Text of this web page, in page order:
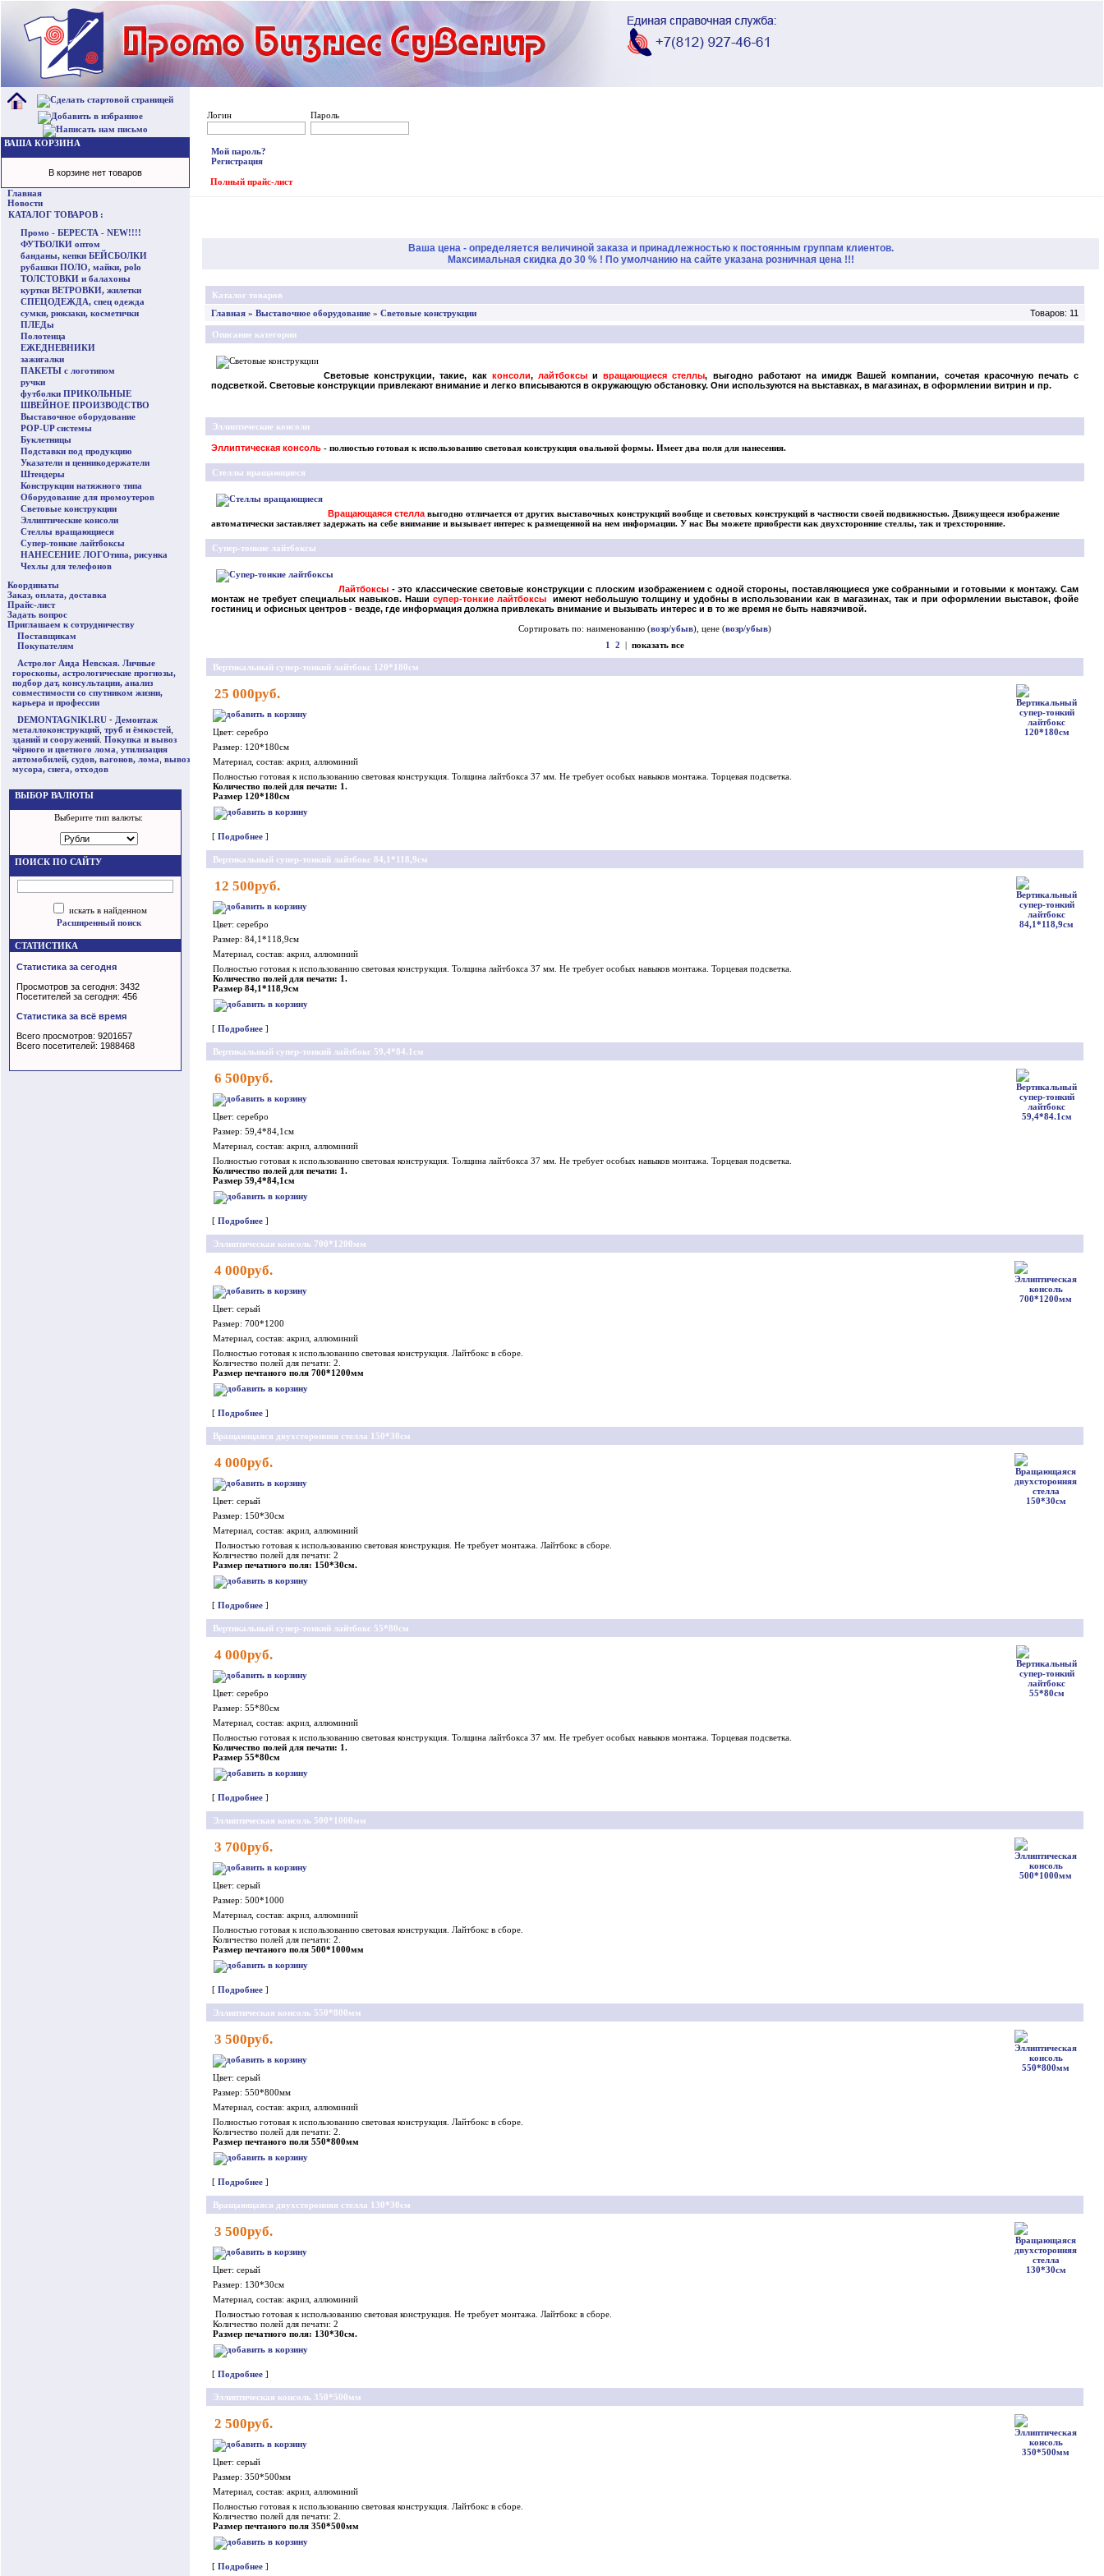
ВАША КОРЗИНА
В корзине нет товаров
Главная
Новости
КАТАЛОГ ТОВАРОВ :
Промо - БЕРЕСТА - NEW!!!!
ФУТБОЛКИ оптом
банданы, кепки БЕЙСБОЛКИ
рубашки ПОЛО, майки, polo
ТОЛСТОВКИ и балахоны
куртки ВЕТРОВКИ, жилетки
СПЕЦОДЕЖДА, спец одежда
сумки, рюкзаки, косметички
ПЛЕДы
Полотенца
ЕЖЕДНЕВНИКИ
зажигалки
ПАКЕТЫ с логотипом
ручки
футболки ПРИКОЛЬНЫЕ
ШВЕЙНОЕ ПРОИЗВОДСТВО
Выставочное оборудование
POP-UP системы
Буклетницы
Подставки под продукцию
Указатели и ценникодержатели
Штендеры
Конструкции натяжного типа
Оборудование для промоутеров
Световые конструкции
Эллиптические консоли
Стеллы вращающиеся
Супер-тонкие лайтбоксы
НАНЕСЕНИЕ ЛОГОтипа, рисунка
Чехлы для телефонов
Координаты
Заказ, оплата, доставка
Прайс-лист
Задать вопрос
Приглашаем к сотрудничеству
Поставщикам
Покупателям
Астролог Аида Невская. Личные
гороскопы, астрологические прогнозы,
подбор дат, консультации, анализ
совместимости со спутником жизни,
карьера и профессии
DEMONTAGNIKI.RU - Демонтаж
металлоконструкций труб и ёмкостей
зданий и сооружений Покупка и вывоз
чёрного и цветного лома утилизация
автомобилей, судов, вагонов, лома вывоз
мусора, снега, отходов
ВЫБОР ВАЛЮТЫ
Выберите тип валюты:
ПОИСК ПО САЙТУ
искать в найденном
Расширенный поиск
СТАТИСТИКА
Статистика за сегодня
Просмотров за сегодня: 3432
Посетителей за сегодня: 456
Статистика за всё время
Всего просмотров: 9201657
Всего посетителей: 1988468
Логин Пароль
Мой пароль?
Регистрация
Полный прайс-лист
Ваша цена - определяется величиной заказа и принадлежностью к постоянным группам клиентов.
Максимальная скидка до 30 % ! По умолчанию на сайте указана розничная цена !!!
Каталог товаров
Товаров: 11
Главная » Выставочное оборудование » Световые конструкции
Описание категории
Световые конструкции, такие, как консоли, лайтбоксыивращающиеся стеллы, выгодно работают на имидж Вашей компании, сочетая красочную печать с
подсветкой. Световые конструкции привлекают внимание и легко вписываются в окружающую обстановку. Они используются на выставках, в магазинах, в оформлении витрин и пр.
Эллиптические консоли
Эллиптическая консоль - полностью готовая к использованию световая конструкция овальной формы. Имеет два поля для нанесения.
Стеллы вращающиеся
Вращающаяся стелла выгодно отличается от других выставочных конструкций вообще и световых конструкций в частности своей подвижностью. Движущееся изображение
автоматически заставляет задержать на себе внимание и вызывает интерес к размещенной на нем информации. У нас Вы можете приобрести как двухсторонние стеллы, так и трехсторонние.
Супер-тонкие лайтбоксы
Лайтбоксы - это классические световые конструкции с плоским изображением с одной стороны, поставляющиеся уже собранными и готовыми к монтажу. Сам
монтаж не требует специальых навыков. Наши супер-тонкие лайтбоксы имеют небольшую толщину и удобны в использовании как в магазинах, так и при оформлении выставок, фойе
гостиниц и офисных центров - везде, где информация должна привлекать внимание и вызывать интерес и в то же время не быть навязчивой.
Сортировать по: наименованию (возр/убыв), цене (возр/убыв)
1
2 | показать все
Вертикальный супер-тонкий лайтбокс 120*180см
25 000руб.
Цвет: серебро
Размер: 120*180см
Материал, состав: акрил, аллюминий
Полностью готовая к использованию световая конструкция. Толщина лайтбокса 37 мм. Не требует особых навыков монтажа. Торцевая подсветка.
Количество полей для печати: 1.
Размер 120*180см
[ Подробнее ]
Вертикальный супер-тонкий лайтбокс 84,1*118,9см
12 500руб.
Цвет: серебро
Размер: 84,1*118,9см
Материал, состав: акрил, аллюминий
Полностью готовая к использованию световая конструкция. Толщина лайтбокса 37 мм. Не требует особых навыков монтажа. Торцевая подсветка.
Количество полей для печати: 1.
Размер 84,1*118,9см
[ Подробнее ]
Вертикальный супер-тонкий лайтбокс 59,4*84.1см
6 500руб.
Цвет: серебро
Размер: 59,4*84,1см
Материал, состав: акрил, аллюминий
Полностью готовая к использованию световая конструкция. Толщина лайтбокса 37 мм. Не требует особых навыков монтажа. Торцевая подсветка.
Количество полей для печати: 1.
Размер 59,4*84,1см
[ Подробнее ]
Эллиптическая консоль 700*1200мм
4 000руб.
Цвет: серый
Размер: 700*1200
Материал, состав: акрил, аллюминий
Полностью готовая к использованию световая конструкция. Лайтбокс в сборе.
Количество полей для печати: 2.
Размер печтаного поля 700*1200мм
[ Подробнее ]
Вращающаяся двухсторонняя стелла 150*30см
4 000руб.
Цвет: серый
Размер: 150*30см
Материал, состав: акрил, аллюминий
Полностью готовая к использованию световая конструкция. Не требует монтажа. Лайтбокс в сборе.
Количество полей для печати: 2
Размер печатного поля: 150*30см.
[ Подробнее ]
Вертикальный супер-тонкий лайтбокс 55*80см
4 000руб.
Цвет: серебро
Размер: 55*80см
Материал, состав: акрил, аллюминий
Полностью готовая к использованию световая конструкция. Толщина лайтбокса 37 мм. Не требует особых навыков монтажа. Торцевая подсветка.
Количество полей для печати: 1.
Размер 55*80см
[ Подробнее ]
Эллиптическая консоль 500*1000мм
3 700руб.
Цвет: серый
Размер: 500*1000
Материал, состав: акрил, аллюминий
Полностью готовая к использованию световая конструкция. Лайтбокс в сборе.
Количество полей для печати: 2.
Размер печтаного поля 500*1000мм
[ Подробнее ]
Эллиптическая консоль 550*800мм
3 500руб.
Цвет: серый
Размер: 550*800мм
Материал, состав: акрил, аллюминий
Полностью готовая к использованию световая конструкция. Лайтбокс в сборе.
Количество полей для печати: 2.
Размер печтаного поля 550*800мм
[ Подробнее ]
Вращающаяся двухсторонняя стелла 130*30см
3 500руб.
Цвет: серый
Размер: 130*30см
Материал, состав: акрил, аллюминий
Полностью готовая к использованию световая конструкция. Не требует монтажа. Лайтбокс в сборе.
Количество полей для печати: 2
Размер печатного поля: 130*30см.
[ Подробнее ]
Эллиптическая консоль 350*500мм
2 500руб.
Цвет: серый
Размер: 350*500мм
Материал, состав: акрил, аллюминий
Полностью готовая к использованию световая конструкция. Лайтбокс в сборе.
Количество полей для печати: 2.
Размер печтаного поля 350*500мм
[ Подробнее ]